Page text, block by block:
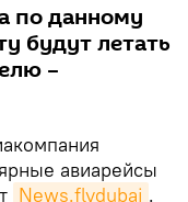
по данному
будут летать
–
авиарейсы
News.flydubai .